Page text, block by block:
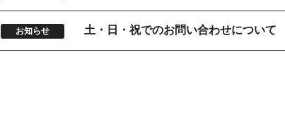
お知らせ 土・日・祝でのお問い合わせについて